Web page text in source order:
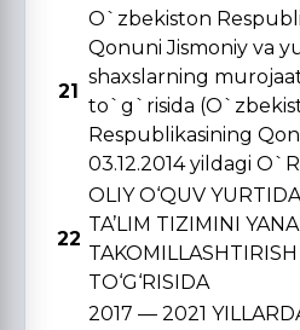
21
O`zbekiston
Qonuni Jismoniy va
shaxslarning
to`g`risida
Respublikasining
03.12.2014 yildagi
22
OLIY O‘QUV
TA’LIM TIZIMINI
TAKOMILLASHTIRISH
TO‘G‘RISIDA
2017 — 2021